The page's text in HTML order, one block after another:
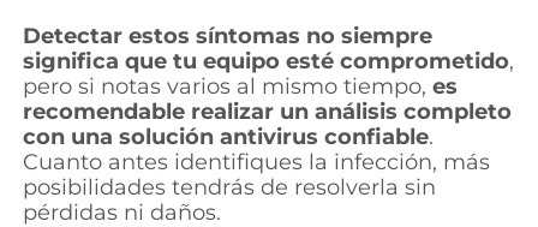
Detectar estos síntomas no siempre
significa que tu equipo esté comprometido,
pero si notas varios al mismo tiempo, es
recomendable realizar un análisis completo
con una solución antivirus confiable.
Cuanto antes identifiques la infección, más
posibilidades tendrás de resolverla sin
pérdidas ni daños.